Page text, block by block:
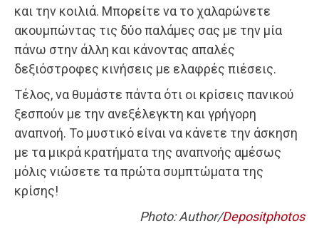
και την κοιλιά. Μπορείτε να το χαλαρώνετε
ακουμπώντας τις δύο παλάμες σας με την μία
πάνω στην άλλη και κάνοντας απαλές
δεξιόστροφες κινήσεις με ελαφρές πιέσεις.
Τέλος, να θυμάστε πάντα ότι οι κρίσεις πανικού
ξεσπούν με την ανεξέλεγκτη και γρήγορη
αναπνοή. Το μυστικό είναι να κάνετε την άσκηση
με τα μικρά κρατήματα της αναπνοής αμέσως
μόλις νιώσετε τα πρώτα συμπτώματα της
κρίσης!
Photo: Author/Depositphotos